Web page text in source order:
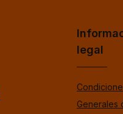
legal
Generales